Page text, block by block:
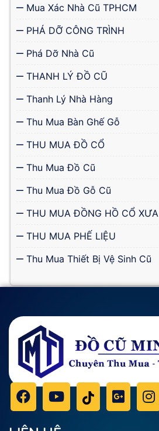
Mua Xác Nhà Cũ TPHCM
PHÁ DỠ CÔNG TRÌNH
Phá Dỡ Nhà Cũ
THANH LÝ ĐỒ CŨ
Thanh Lý Nhà Hàng
Thu Mua Bàn Ghế Gỗ
THU MUA ĐỒ CỔ
Thu Mua Đồ Cũ
Thu Mua Đồ Gỗ Cũ
THU MUA ĐỒNG HỒ CỔ XƯA
THU MUA PHẾ LIỆU
Thu Mua Thiết Bị Vệ Sinh Cũ